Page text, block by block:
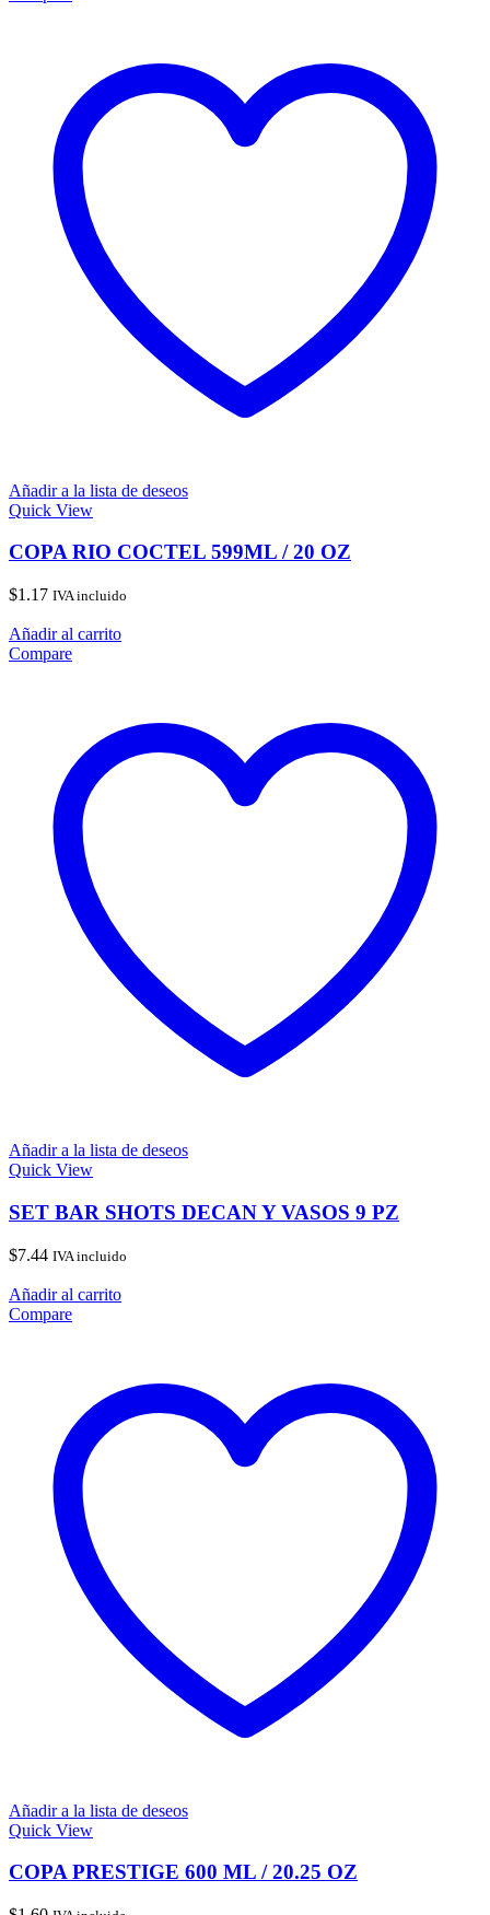
Añadir a la lista de deseos
Quick View
COPA RIO COCTEL 599ML / 20 OZ
$1.17 IVA incluido
Añadir al carrito
Compare
Añadir a la lista de deseos
Quick View
SET BAR SHOTS DECAN Y VASOS 9 PZ
$7.44 IVA incluido
Añadir al carrito
Compare
Añadir a la lista de deseos
Quick View
COPA PRESTIGE 600 ML / 20.25 OZ